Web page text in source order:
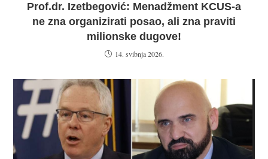
Prof.dr. Izetbegović: Menadžment KCUS-a
ne zna organizirati posao, ali zna praviti
milionske dugove!
14. svibnja 2026.